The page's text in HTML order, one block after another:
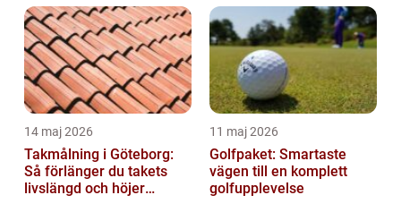
14 maj 2026
Takmålning i Göteborg:
Så förlänger du takets
livslängd och höjer
11 maj 2026
Golfpaket: Smartaste
vägen till en komplett
golfupplevelse